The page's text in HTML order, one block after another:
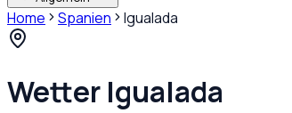
Home Spanien Igualada
Wetter Igualada